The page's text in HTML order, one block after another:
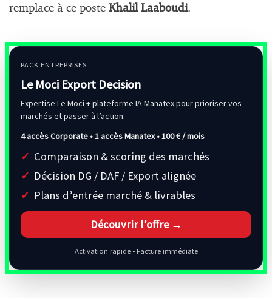
remplace à ce poste Khalil Laaboudi.
PACK ENTREPRISES
Le Moci Export Decision
Expertise Le Moci + plateforme IA Manatex pour prioriser vos
marchés et passer à l’action.
4 accès Corporate • 1 accès Manatex •100 € / mois
Comparaison & scoring des marchés
Décision DG / DAF / Export alignée
Plans d’entrée marché & livrables
Découvrir l’offre →
Activation rapide • Facture immédiate